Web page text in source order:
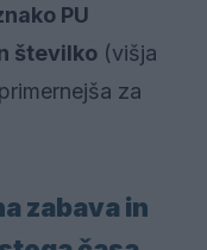
PU
številko (višja
za
zabava in